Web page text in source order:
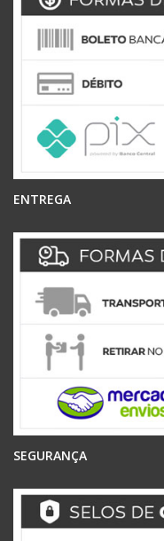
ENTREGA
SEGURANÇA